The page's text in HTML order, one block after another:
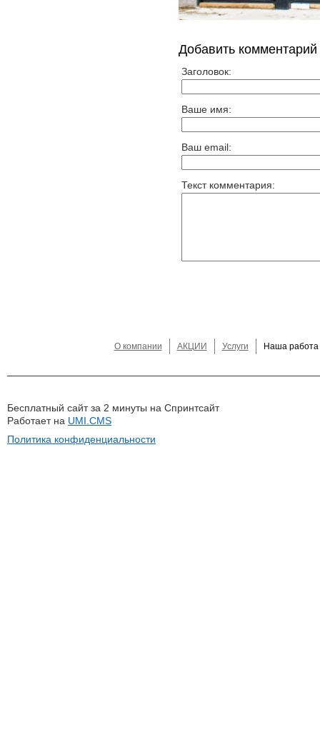
Добавить комментарий
Заголовок:
Ваше имя:
Ваш email:
Текст комментария:
О компании АКЦИИ Услуги Наша работа
Бесплатный сайт за 2 минуты на Спринтсайт
Работает на UMI.CMS
Политика конфиденциальности